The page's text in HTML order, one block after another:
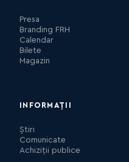
Presa
Branding FRH
Calendar
Bilete
Magazin
INFORMAȚII
Știri
Comunicate
Achiziții publice